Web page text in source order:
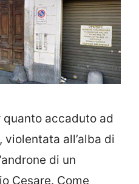
accaduto ad
violentata all’alba di
di un
Cesare. Come